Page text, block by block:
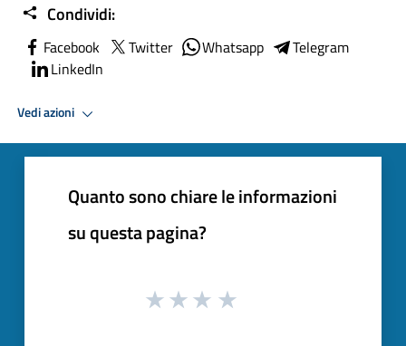
Condividi:
Facebook Twitter Whatsapp
Telegram
LinkedIn
Vedi azioni
Quanto sono chiare le informazioni
su questa pagina?